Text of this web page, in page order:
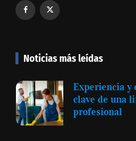
Noticias más leídas
Experiencia y
clave de una
profesional